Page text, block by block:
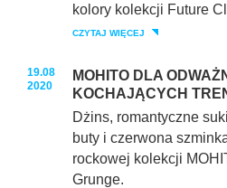
kolory kolekcji Future
CZYTAJ WIĘCEJ
19.08
2020
MOHITO DLA
KOCHAJĄCYCH
Dżins, romantyczne
buty i czerwona
rockowej kolekcji
Grunge.